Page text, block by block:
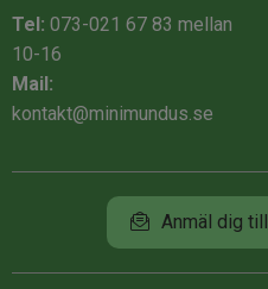
Tel: 073-021 67 83 mellan
10-16
Mail:
kontakt@minimundus.se
Anmäl dig